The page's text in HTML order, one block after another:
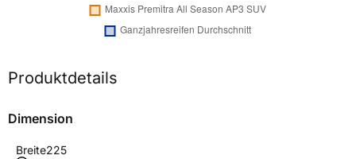
Produktdetails
Dimension
Breite225